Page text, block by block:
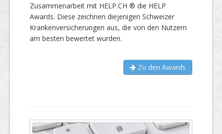
Zusammenarbeit mit HELP.CH ® die HELP
Awards. Diese zeichnen diejenigen Schweizer
Krankenversicherungen aus, die von den Nutzern
am besten bewertet wurden.
Zu den Awards